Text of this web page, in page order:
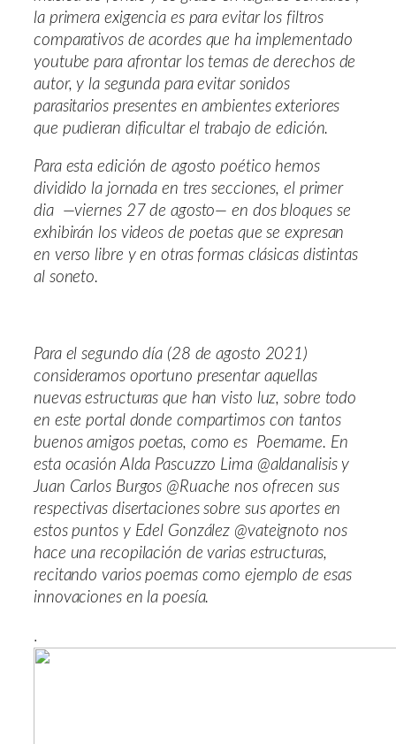
la primera exigencia es para evitar los filtros
comparativos de acordes que ha implementado
youtube para afrontar los temas de derechos de
autor, y la segunda para evitar sonidos
parasitarios presentes en ambientes exteriores
que pudieran dificultar el trabajo de edición.
Para esta edición de agosto poético hemos
dividido la jornada en tres secciones, el primer
dia —viernes 27 de agosto— en dos bloques se
exhibirán los videos de poetas que se expresan
en verso libre y en otras formas clásicas distintas
al soneto.
Para el segundo día (28 de agosto 2021)
consideramos oportuno presentar aquellas
nuevas estructuras que han visto luz, sobre todo
en este portal donde compartimos con tantos
buenos amigos poetas, como es Poemame. En
esta ocasión Alda Pascuzzo Lima @aldanalisis y
Juan Carlos Burgos @Ruache nos ofrecen sus
respectivas disertaciones sobre sus aportes en
estos puntos y Edel González @vateignoto nos
hace una recopilación de varias estructuras,
recitando varios poemas como ejemplo de esas
innovaciones en la poesía.
.